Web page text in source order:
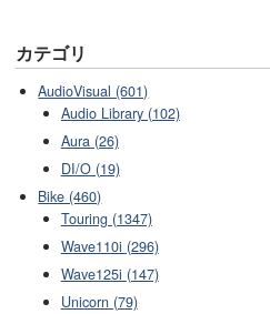
カテゴリ
AudioVisual (601)
Audio Library (102)
Aura (26)
DI/O (19)
Bike (460)
Touring (1347)
Wave110i (296)
Wave125i (147)
Unicorn (79)